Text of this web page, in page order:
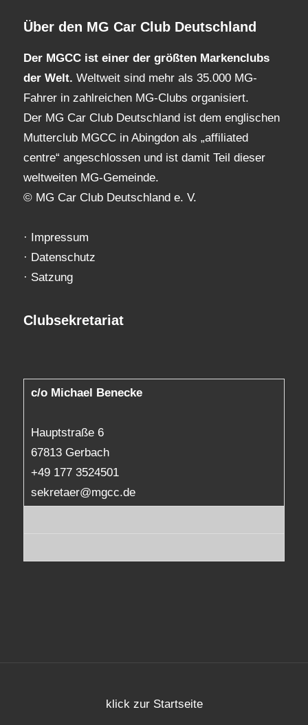
Über den MG Car Club Deutschland
Der MGCC ist einer der größten Markenclubs
der Welt. Weltweit sind mehr als 35.000 MG-
Fahrer in zahlreichen MG-Clubs organisiert.
Der MG Car Club Deutschland ist dem englischen
Mutterclub MGCC in Abingdon als „affiliated
centre“ angeschlossen und ist damit Teil dieser
weltweiten MG-Gemeinde.
© MG Car Club Deutschland e. V.
· Impressum
· Datenschutz
· Satzung
Clubsekretariat
c/o Michael Benecke
Hauptstraße 6
67813 Gerbach
+49 177 3524501
sekretaer@mgcc.de
klick zur Startseite